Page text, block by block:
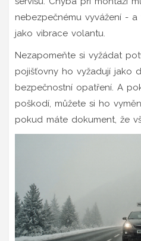
nebezpečnému vyvážení -
jako vibrace volantu.
Nezapomeňte si vyžádat
pojišťovny ho vyžadují jako
bezpečnostní opatření. A
poškodí, můžete si ho
pokud máte dokument, že